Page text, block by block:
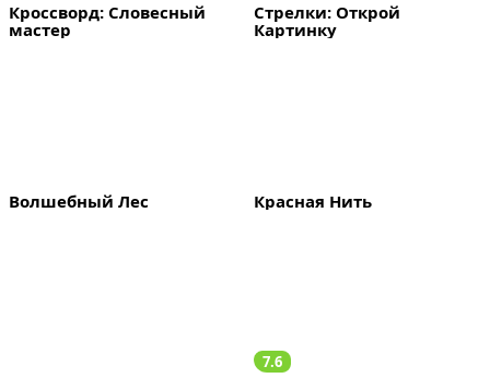
Кроссворд: Словесный
мастер
Стрелки: Открой
Картинку
Волшебный Лес Красная Нить
7.6